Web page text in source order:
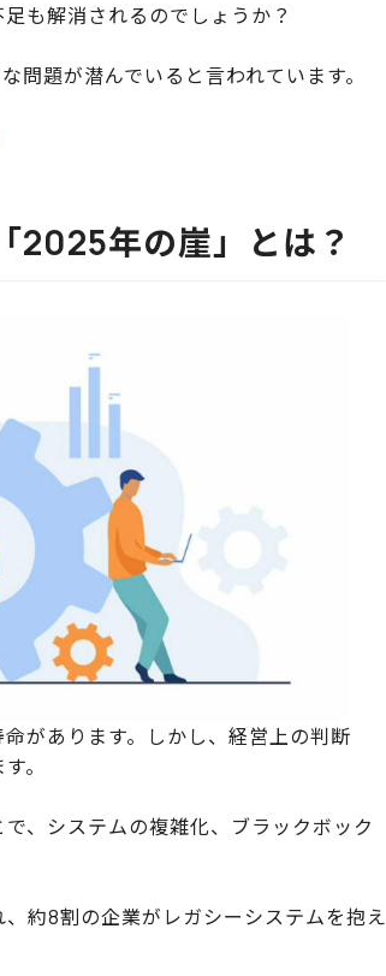
も解消されるのでしょうか？
題が潜んでいると言われています。
2025年の崖」とは？
があります。しかし、経営上の判断
。
、システムの複雑化、ブラックボック
約8割の企業がレガシーシステムを抱え